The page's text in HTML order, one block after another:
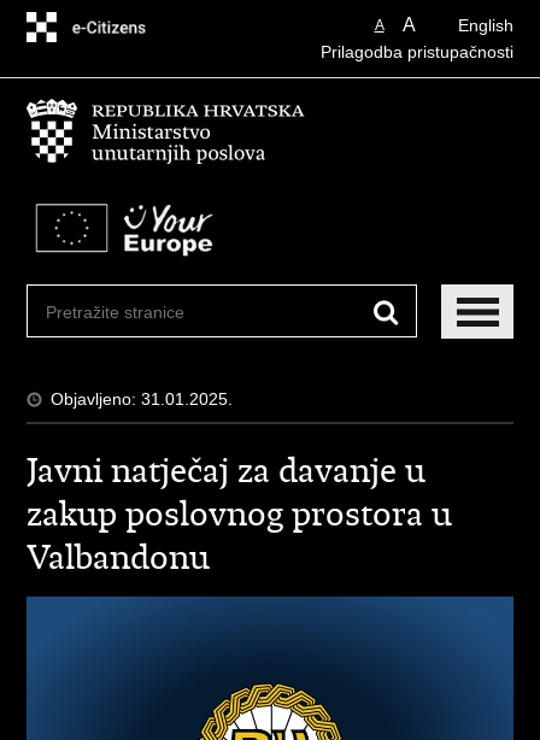
sadržaj
English
A A
Prilagodba pristupačnosti
Objavljeno: 31.01.2025.
Javni natječaj za davanje u
zakup poslovnog prostora u
Valbandonu